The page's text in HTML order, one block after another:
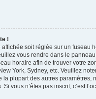
!
affichée soit réglée sur un fuseau
vous rendre dans le
horaire afin de trouver votre
York, Sydney, etc. Veuillez
la plupart des autres paramètres,
Si vous n’êtes pas inscrit, c’est